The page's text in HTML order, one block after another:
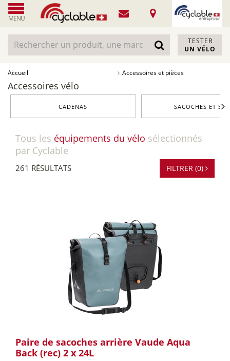
MENU
TESTER
UN VÉLO
Accueil Accessoires et pièces
Accessoires vélo
CADENAS SACOCHES ET
Tous les équipements du vélo sélectionnés
par Cyclable
261 RÉSULTATS FILTRER (0)
Paire de sacoches arrière Vaude Aqua
Back (rec) 2 x 24L